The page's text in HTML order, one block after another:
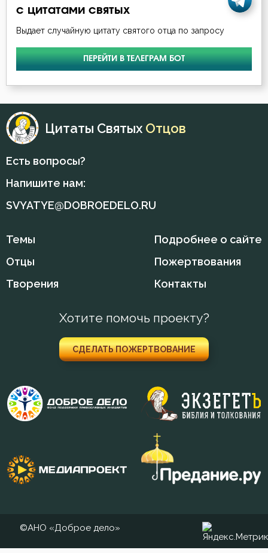
с цитатами святых
Выдает случайную цитату святого отца по запросу
ПЕРЕЙТИ В ТЕЛЕГРАМ БОТ
Цитаты Святых Отцов
Есть вопросы?
Напишите нам:
SVYATYE@DOBROEDELO.RU
Темы
Отцы
Творения
Подробнее о сайте
Пожертвования
Контакты
Хотите помочь проекту?
СДЕЛАТЬ ПОЖЕРТВОВАНИЕ
©АНО «Доброе дело»